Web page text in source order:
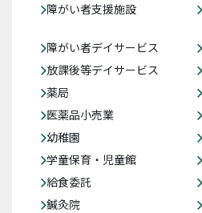
障がい者支援施設
障がい者デイサービス
放課後等デイサービス
薬局
医薬品小売業
幼稚園
学童保育・児童館
給食委託
鍼灸院